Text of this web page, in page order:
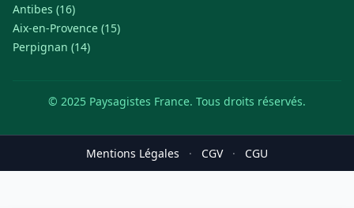
Antibes (16)
Aix-en-Provence (15)
Perpignan (14)
© 2025 Paysagistes France. Tous droits réservés.
Mentions Légales · CGV · CGU